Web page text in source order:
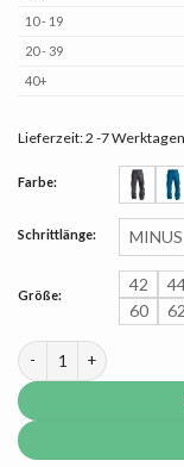
10 - 19
20 - 39
40+
Lieferzeit:2 -7 Werktagen
Farbe:
Schrittlänge: MINUS
Größe:
42
60
62
Dassy Spectrum